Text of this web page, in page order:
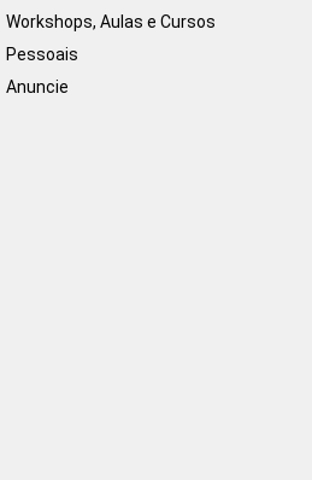
Workshops, Aulas e Cursos
Pessoais
Anuncie